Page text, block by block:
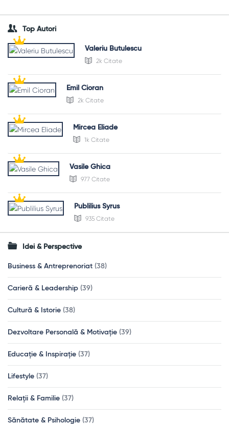
Top Autori
Valeriu Butulescu
2k Citate
Emil Cioran
2k Citate
Mircea Eliade
1k Citate
Vasile Ghica
977 Citate
Publilius Syrus
935 Citate
Idei & Perspective
Business & Antreprenoriat (38)
Carieră & Leadership (39)
Cultură & Istorie (38)
Dezvoltare Personală & Motivație (39)
Educație & Inspirație (37)
Lifestyle (37)
Relații & Familie (37)
Sănătate & Psihologie (37)